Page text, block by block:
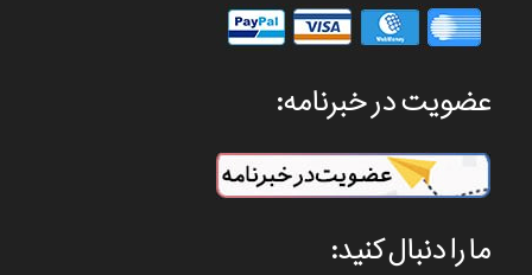
عضویت در خبرنامه:
ما را دنبال کنید: